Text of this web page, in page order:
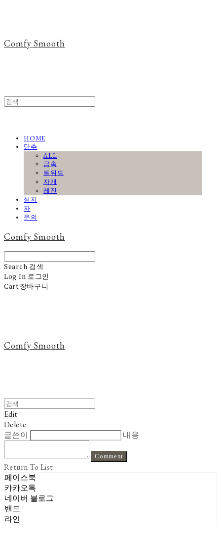
Comfy Smooth
HOME
단추
ALL
금속
트위드
자개
레진
심지
자
문의
Comfy Smooth
Search 검색
Log In 로그인
Cart장바구니
Comfy Smooth
Edit
Delete
글쓴이
내용
Comment
Return To List
페이스북
카카오톡
네이버 블로그
밴드
라인